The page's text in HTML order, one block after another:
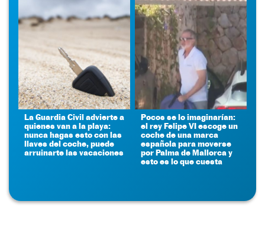
La Guardia Civil advierte a
quienes van a la playa:
nunca hagas esto con las
llaves del coche, puede
arruinarte las vacaciones
Pocos se lo imaginarían:
el rey Felipe VI escoge un
coche de una marca
española para moverse
por Palma de Mallorca y
esto es lo que cuesta